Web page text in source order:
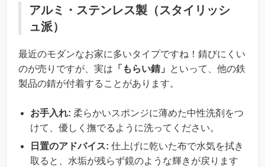
アルミ・ステンレス製（スタイリッシ
ュ派）
最近のモダンなお家に多いタイプですね！錆びにくい
のが売りですが、実は 「もらい錆」
といって、他の鉄
製品の錆が付着することがあります。
お手入れ: 柔らかいスポンジに薄めた中性洗剤をつ
けて、優しく撫でるように洗ってください。
日置のアドバイス: 仕上げに乾いた布で水気を拭き
取ると、水垢が残らず鏡のような輝きが戻ります